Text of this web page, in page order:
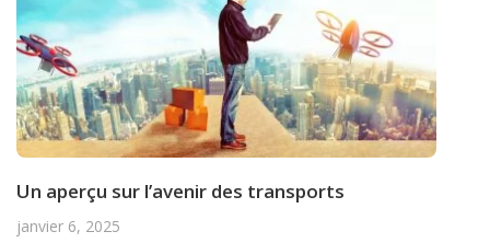
Un aperçu sur l’avenir des transports
janvier 6, 2025